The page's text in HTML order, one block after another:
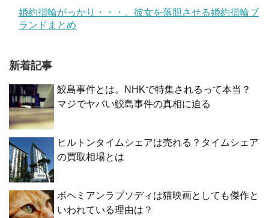
婚約指輪がっかり・・・。彼女を落胆させる婚約指輪ブ
ランドまとめ
新着記事
鮫島事件とは。NHKで特集されるって本当？
マジでヤバい鮫島事件の真相に迫る
ヒルトンタイムシェアは売れる？タイムシェア
の買取相場とは
ボヘミアンラプソディは猫映画としても傑作と
いわれている理由は？